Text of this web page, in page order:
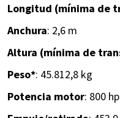
Longitud (mínima de
Anchura: 2,6 m
Altura (mínima de
Peso*: 45.812,8 kg
Potencia motor: 800